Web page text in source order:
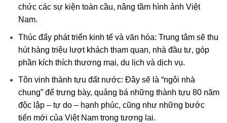
chức các sự kiện toàn cầu, nâng tầm hình ảnh Việt
Nam.
Thúc đẩy phát triển kinh tế và văn hóa: Trung tâm sẽ thu
hút hàng triệu lượt khách tham quan, nhà đầu tư, góp
phần kích thích thương mại, du lịch và dịch vụ.
Tôn vinh thành tựu đất nước: Đây sẽ là “ngôi nhà
chung” để trưng bày, quảng bá những thành tựu 80 năm
độc lập – tự do – hạnh phúc, cũng như những bước
tiến mới của Việt Nam trong tương lai.